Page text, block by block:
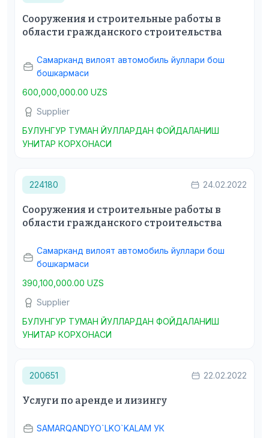
Сооружения и строительные работы в
области гражданского строительства
Самарканд вилоят автомобиль йуллари бош
бошкармаси
600,000,000.00 UZS
Supplier
БУЛУНГУР ТУМАН ЙУЛЛАРДАН ФОЙДАЛАНИШ
УНИТАР КОРХОНАСИ
224180 24.02.2022
Сооружения и строительные работы в
области гражданского строительства
Самарканд вилоят автомобиль йуллари бош
бошкармаси
390,100,000.00 UZS
Supplier
БУЛУНГУР ТУМАН ЙУЛЛАРДАН ФОЙДАЛАНИШ
УНИТАР КОРХОНАСИ
200651 22.02.2022
Услуги по аренде и лизингу
SAMARQANDYO`LKO`KALAM УК